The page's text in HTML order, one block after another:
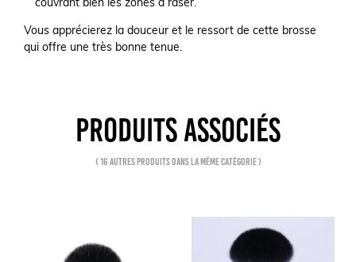
couvrant bien les zones à raser.
Vous apprécierez la douceur et le ressort de cette brosse
qui offre une très bonne tenue.
PRODUITS ASSOCIÉS
( 16 autres produits dans la même catégorie )